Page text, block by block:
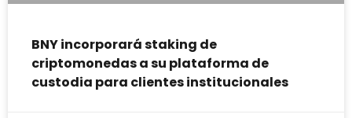
BNY incorporará staking de
criptomonedas a su plataforma de
custodia para clientes institucionales